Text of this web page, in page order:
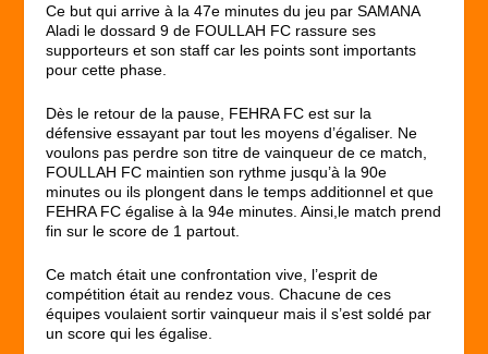
Ce but qui arrive à la 47e minutes du jeu par SAMANA
Aladi le dossard 9 de FOULLAH FC rassure ses
supporteurs et son staff car les points sont importants
pour cette phase.
Dès le retour de la pause, FEHRA FC est sur la
défensive essayant par tout les moyens d’égaliser. Ne
voulons pas perdre son titre de vainqueur de ce match,
FOULLAH FC maintien son rythme jusqu’à la 90e
minutes ou ils plongent dans le temps additionnel et que
FEHRA FC égalise à la 94e minutes. Ainsi,le match prend
fin sur le score de 1 partout.
Ce match était une confrontation vive, l’esprit de
compétition était au rendez vous. Chacune de ces
équipes voulaient sortir vainqueur mais il s’est soldé par
un score qui les égalise.